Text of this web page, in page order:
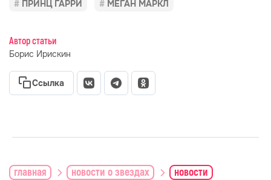
ПРИНЦ ГАРРИ МЕГАН МАРКЛ
Автор статьи
Борис Ирискин
Ссылка
главная новости о звездах новости